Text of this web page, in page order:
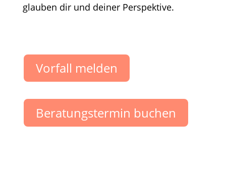
glauben dir und deiner Perspektive.
Vorfall melden
Beratungstermin buchen